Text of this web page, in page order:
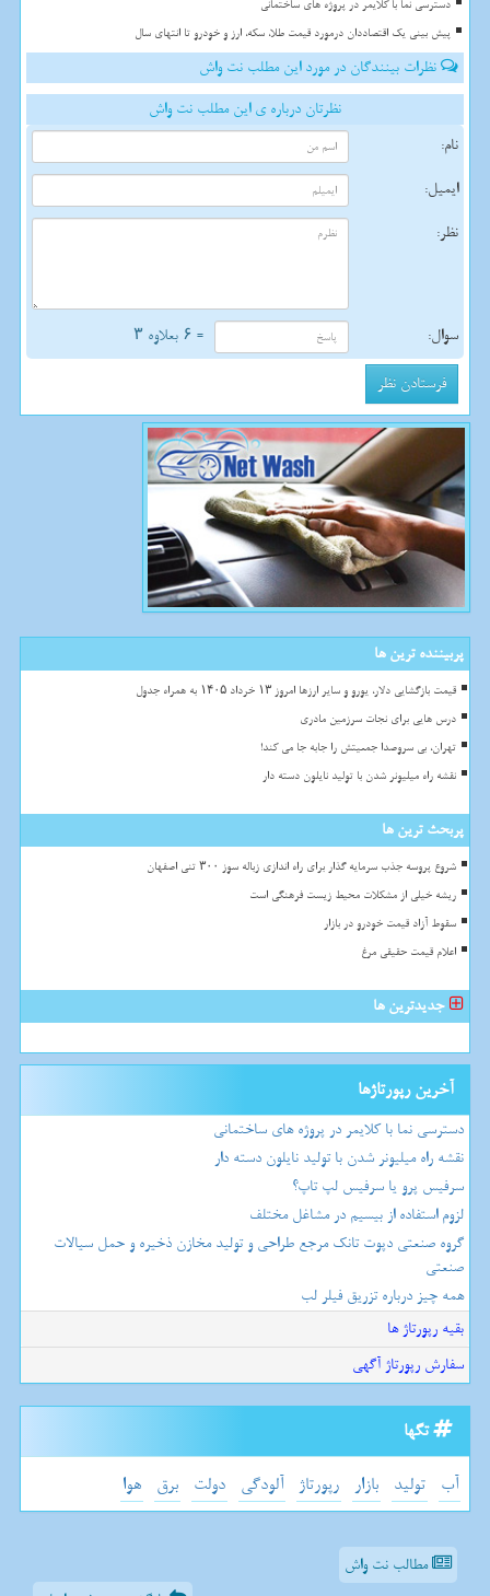
دسترسی نما با کلایمر در پروژه های ساختمانی
پیش بینی یک اقتصاددان درمورد قیمت طلا، سکه، ارز و خودرو تا انتهای سال
نظرات بینندگان در مورد این مطلب نت واش
نظرتان درباره ی این مطلب نت واش
نام:
ایمیل:
نظر:
سوال: = ۶ بعلاوه ۳
پربیننده ترین ها
قیمت بازگشایی دلار، یورو و سایر ارزها امروز ۱۳ خرداد ۱۴۰۵ به همراه جدول
درس هایی برای نجات سرزمین مادری
تهران، بی سروصدا جمعیتش را جابه جا می کند!
نقشه راه میلیونر شدن با تولید نایلون دسته دار
پربحث ترین ها
شروع پروسه جذب سرمایه گذار برای راه اندازی زباله سوز ۳۰۰ تنی اصفهان
ریشه خیلی از مشکلات محیط زیست فرهنگی است
سقوط آزاد قیمت خودرو در بازار
اعلام قیمت حقیقی مرغ
جدیدترین ها
آخرین رپورتاژها
دسترسی نما با کلایمر در پروژه های ساختمانی
نقشه راه میلیونر شدن با تولید نایلون دسته دار
سرفیس پرو یا سرفیس لپ تاپ؟
لزوم استفاده از بیسیم در مشاغل مختلف
گروه صنعتی دپوت تانک مرجع طراحی و تولید مخازن ذخیره و حمل سیالات
صنعتی
همه چیز درباره تزریق فیلر لب
بقیه رپورتاژ ها
سفارش رپورتاژ آگهی
تگها
آب تولید بازار رپورتاژ آلودگی دولت برق هوا
مطالب نت واش